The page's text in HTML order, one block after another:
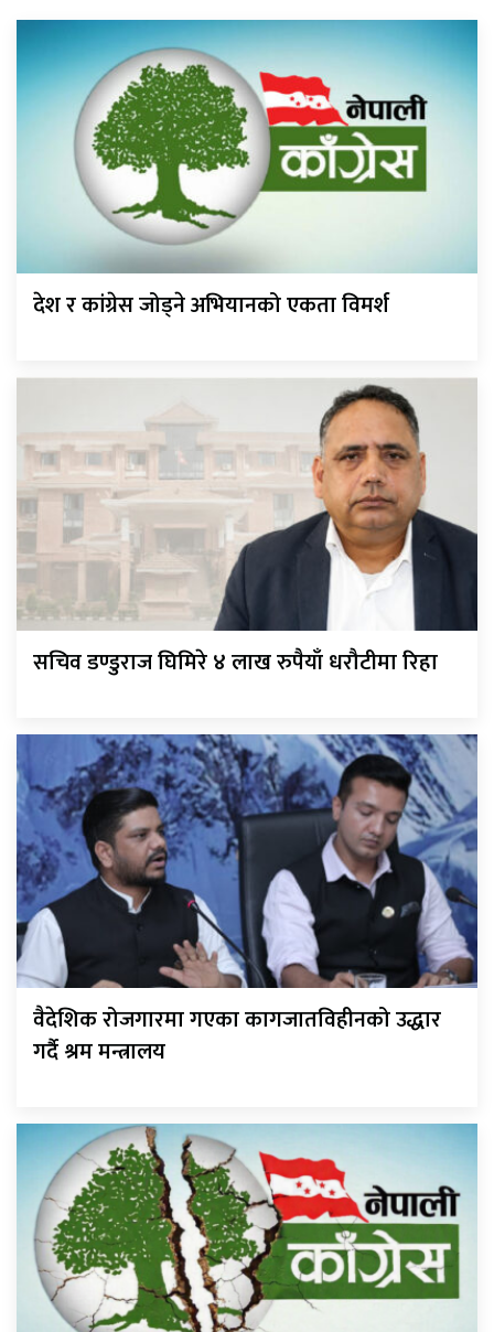
देश र कांग्रेस जोड्ने अभियानको एकता विमर्श
सचिव डण्डुराज घिमिरे ४ लाख रुपैयाँ धरौटीमा रिहा
वैदेशिक रोजगारमा गएका कागजातविहीनको उद्धार
गर्दै श्रम मन्त्रालय